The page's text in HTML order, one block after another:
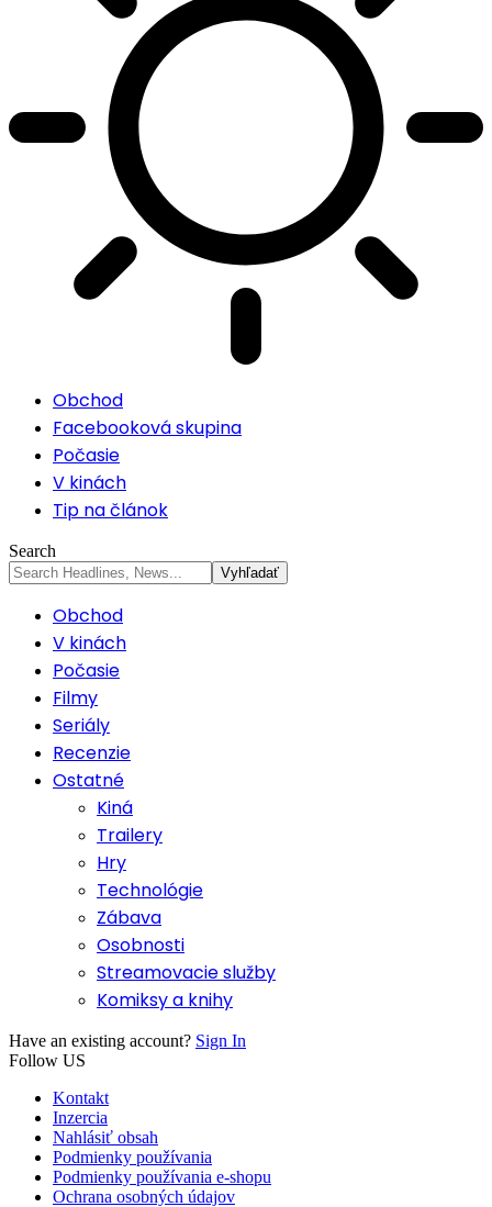
Obchod
Facebooková skupina
Počasie
V kinách
Tip na článok
Search
Obchod
V kinách
Počasie
Filmy
Seriály
Recenzie
Ostatné
Kiná
Trailery
Hry
Technológie
Zábava
Osobnosti
Streamovacie služby
Komiksy a knihy
Have an existing account? Sign In
Follow US
Kontakt
Inzercia
Nahlásiť obsah
Podmienky používania
Podmienky používania e-shopu
Ochrana osobných údajov